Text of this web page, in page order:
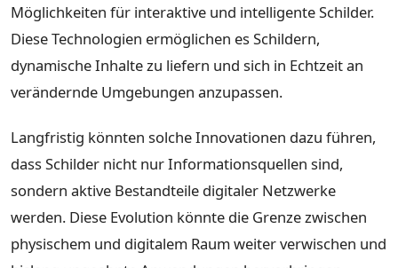
Möglichkeiten für interaktive und intelligente Schilder.
Diese Technologien ermöglichen es Schildern,
dynamische Inhalte zu liefern und sich in Echtzeit an
verändernde Umgebungen anzupassen.
Langfristig könnten solche Innovationen dazu führen,
dass Schilder nicht nur Informationsquellen sind,
sondern aktive Bestandteile digitaler Netzwerke
werden. Diese Evolution könnte die Grenze zwischen
physischem und digitalem Raum weiter verwischen und